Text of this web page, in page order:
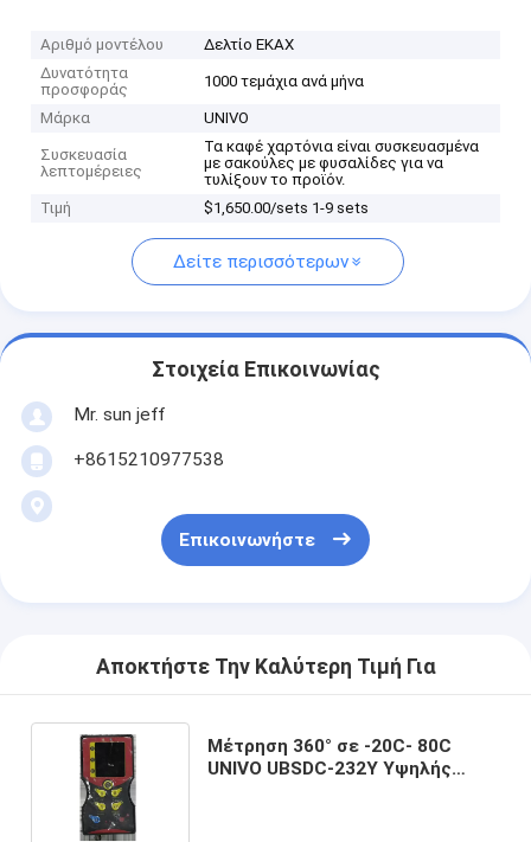
Αριθμό μοντέλου
Δελτίο ΕΚΑΧ
Δυνατότητα
προσφοράς
1000 τεμάχια ανά μήνα
Μάρκα UNIVO
Συσκευασία
λεπτομέρειες
Τα καφέ χαρτόνια είναι συσκευασμένα
με σακούλες με φυσαλίδες για να
τυλίξουν το προϊόν.
Τιμή
$1,650.00/sets 1-9 sets
Δείτε περισσότερων
Στοιχεία Επικοινωνίας
Mr. sun jeff
+8615210977538
Επικοινωνήστε
Αποκτήστε Την Καλύτερη Τιμή Για
Μέτρηση 360° σε -20C- 80C
UNIVO UBSDC-232Y Υψηλής